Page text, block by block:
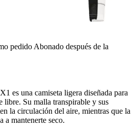
pedido Abonado después de la
es una camiseta ligera diseñada para
libre. Su malla transpirable y sus
la circulación del aire, mientras que la
mantenerte seco.